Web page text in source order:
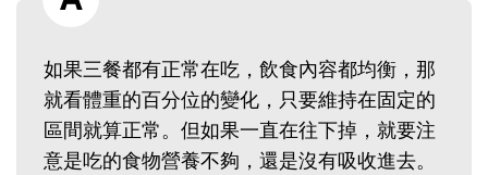
如果三餐都有正常在吃，飲食內容都均衡，那
就看體重的百分位的變化，只要維持在固定的
區間就算正常。但如果一直在往下掉，就要注
意是吃的食物營養不夠，還是沒有吸收進去。